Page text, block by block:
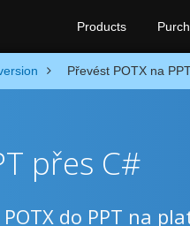
Products
Převést POTX na
přes C#
do PPT na